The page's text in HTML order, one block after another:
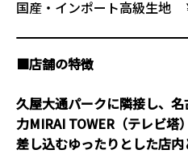
国産・インポート高級生地
■店舗の特徴
久屋大通パークに隣接し、
力MIRAI TOWER（テレビ塔
差し込むゆったりとした店内